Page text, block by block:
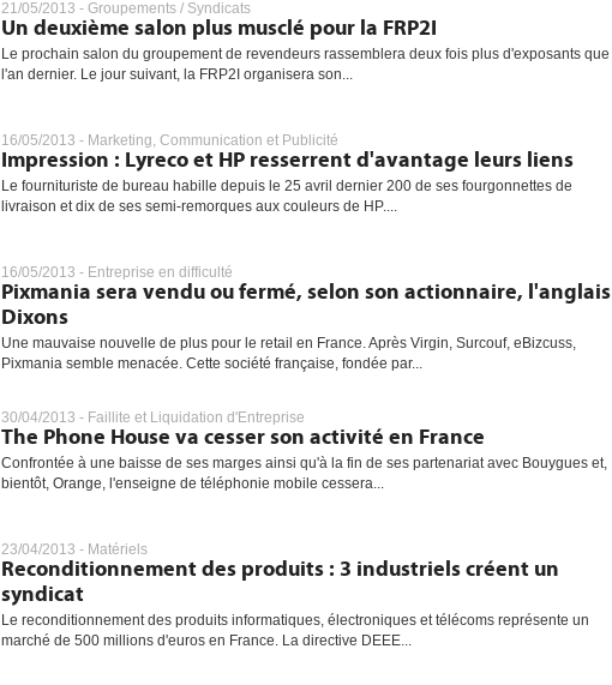
21/05/2013 - Groupements / Syndicats
Un deuxième salon plus musclé pour la FRP2I
Le prochain salon du groupement de revendeurs rassemblera deux fois plus d'exposants que
l'an dernier. Le jour suivant, la FRP2I organisera son...
16/05/2013 - Marketing, Communication et Publicité
Impression : Lyreco et HP resserrent d'avantage leurs liens
Le fournituriste de bureau habille depuis le 25 avril dernier 200 de ses fourgonnettes de
livraison et dix de ses semi-remorques aux couleurs de HP....
16/05/2013 - Entreprise en difficulté
Pixmania sera vendu ou fermé, selon son actionnaire, l'anglais
Dixons
Une mauvaise nouvelle de plus pour le retail en France. Après Virgin, Surcouf, eBizcuss,
Pixmania semble menacée. Cette société française, fondée par...
30/04/2013 - Faillite et Liquidation d'Entreprise
The Phone House va cesser son activité en France
Confrontée à une baisse de ses marges ainsi qu'à la fin de ses partenariat avec Bouygues et,
bientôt, Orange, l'enseigne de téléphonie mobile cessera...
23/04/2013 - Matériels
Reconditionnement des produits : 3 industriels créent un
syndicat
Le reconditionnement des produits informatiques, électroniques et télécoms représente un
marché de 500 millions d'euros en France. La directive DEEE...